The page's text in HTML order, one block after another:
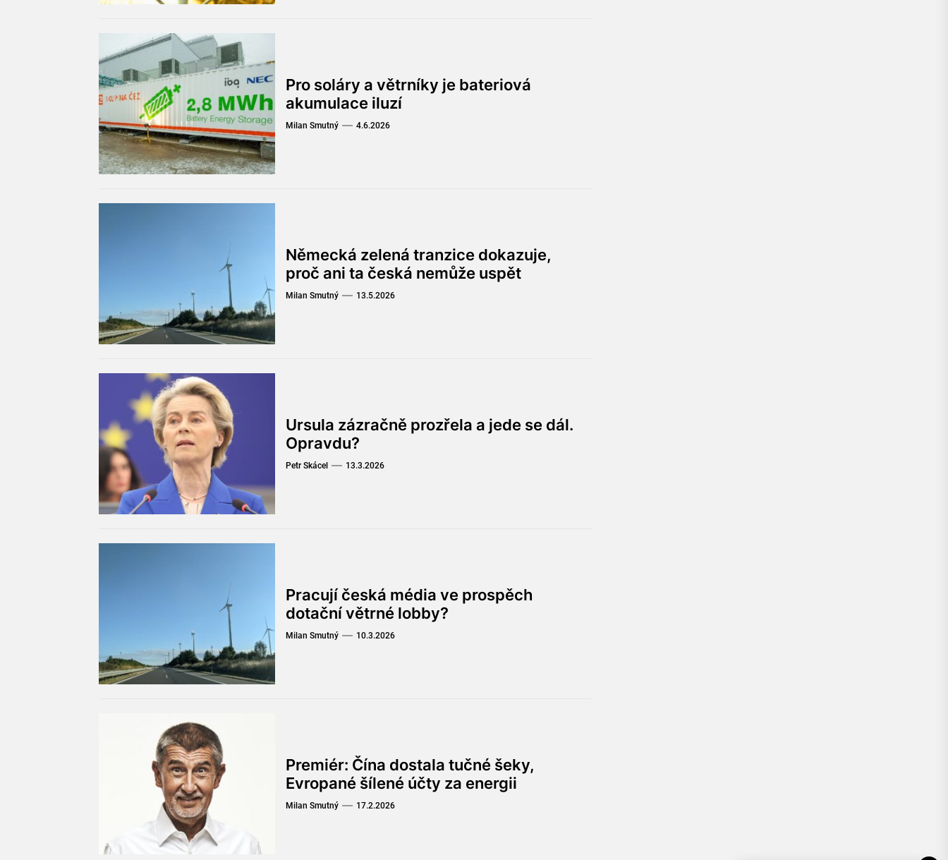
Pro soláry a větrníky je bateriová
akumulace iluzí
Milan Smutný 4.6.2026
Německá zelená tranzice dokazuje,
proč ani ta česká nemůže uspět
Milan Smutný 13.5.2026
Ursula zázračně prozřela a jede se dál.
Opravdu?
Petr Skácel 13.3.2026
Pracují česká média ve prospěch
dotační větrné lobby?
Milan Smutný 10.3.2026
Premiér: Čína dostala tučné šeky,
Evropané šílené účty za energii
Milan Smutný 17.2.2026